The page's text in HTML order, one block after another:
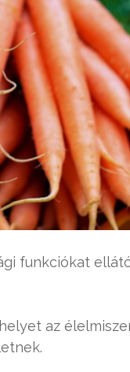
funkciókat
az